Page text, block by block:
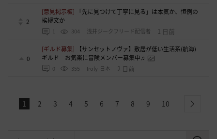
2
[意見掲示板]
「先に見つけて丁寧に見る」は本気か、恒例の
挨拶文か
1 304 浅井ジークフリード配信者 1 日前
0
[ギルド募集]
【サンセットノヴァ】敷居が低い生活系(航海)
ギルド お気楽に冒険メンバー募集中♫
0 355 Iroly-日本 2 日前
1 2 3 4 5 6 7 8 9 10 next